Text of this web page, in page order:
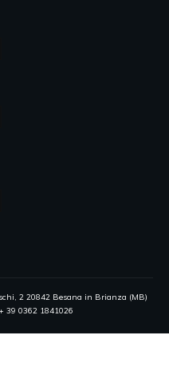
2 20842 Besana in Brianza (MB)
39 0362 1841026